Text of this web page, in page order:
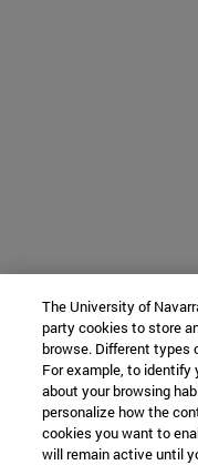
The University of
party cookies to store
browse. Different types
For example, to identify
about your browsing
personalize how the
cookies you want to
will remain active until